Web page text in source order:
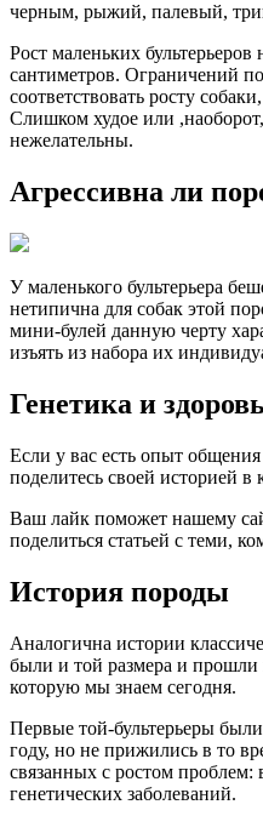
черным, рыжий, палевый,
Рост маленьких
сантиметров. Ограничений
соответствовать росту
Слишком худое или
нежелательны.
Агрессивна ли
У маленького бультерьера
нетипична для собак этой
мини-булей данную черту
изъять из набора их
Генетика и
Если у вас есть опыт
поделитесь своей историей в
Ваш лайк поможет нашему
поделиться статьей с теми,
История породы
Аналогична истории
были и той размера и прошли
которую мы знаем сегодня.
Первые той-бультерьеры
году, но не прижились в то
связанных с ростом
генетических заболеваний.